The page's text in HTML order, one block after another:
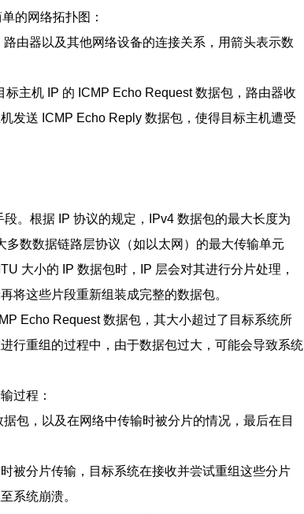
的网络拓扑图：
由器以及其他网络设备的连接关系，用箭头表示数
主机 IP 的 ICMP Echo Request 数据包，路由器收
发送 ICMP Echo Reply 数据包，使得目标主机遭受
。根据 IP 协议的规定，IPv4 数据包的最大长度为
数数据链路层协议（如以太网）的最大传输单元
大小的 IP 数据包时，IP 层会对其进行分片处理，
将这些片段重新组装成完整的数据包。
Echo Request 数据包，其大小超过了目标系统所
行重组的过程中，由于数据包过大，可能会导致系统
过程：
包，以及在网络中传输时被分片的情况，最后在目
被分片传输，目标系统在接收并尝试重组这些分片
系统崩溃。